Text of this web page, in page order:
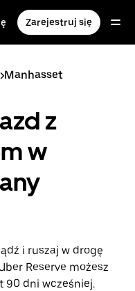
Zarejestruj się
>Manhasset
z
w
i ruszaj w drogę
Reserve możesz
90 dni wcześniej.